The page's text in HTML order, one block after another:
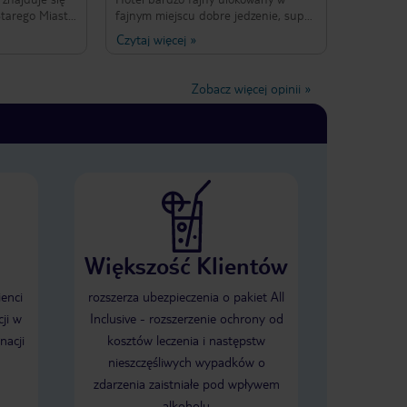
w tym hotelu!
Miasta
tydzień na
Kategoria
są
herbata.
wiatrak
do
czystość
i
fajnym miejscu dobre jedzenie, super
obsługa i sympatyczni barmani.
Pokoje czyste codziennie sprzątane
fajny basen oraz super zabawy które
organizuje menager hotelu szczerze
Czytaj więcej »
Zobacz więcej opinii »
w
Większość Klientów
rozszerza ubezpieczenia o pakiet All
Inclusive - rozszerzenie ochrony od
kosztów leczenia i następstw
nieszczęśliwych wypadków o
zdarzenia zaistniałe pod wpływem